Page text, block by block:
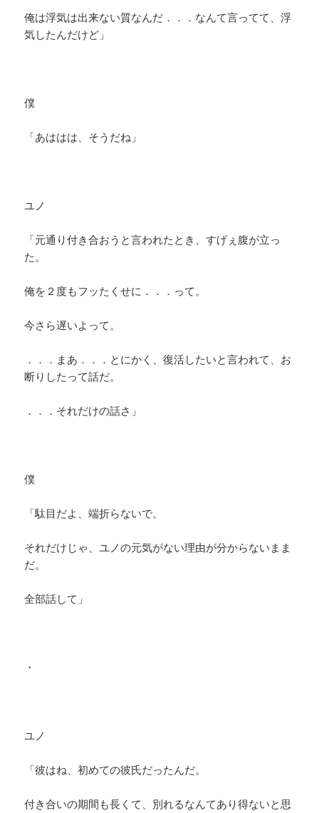
俺は浮気は出来ない質なんだ．．．なんて言ってて、浮
気したんだけど」
僕
「あははは、そうだね」
ユノ
「元通り付き合おうと言われたとき、すげぇ腹が立っ
た。
俺を２度もフッたくせに．．．って。
今さら遅いよって。
．．．まあ．．．とにかく、復活したいと言われて、お
断りしたって話だ。
．．．それだけの話さ」
僕
「駄目だよ、端折らないで。
それだけじゃ、ユノの元気がない理由が分からないまま
だ。
全部話して」
・
ユノ
「彼はね、初めての彼氏だったんだ。
付き合いの期間も長くて、別れるなんてあり得ないと思